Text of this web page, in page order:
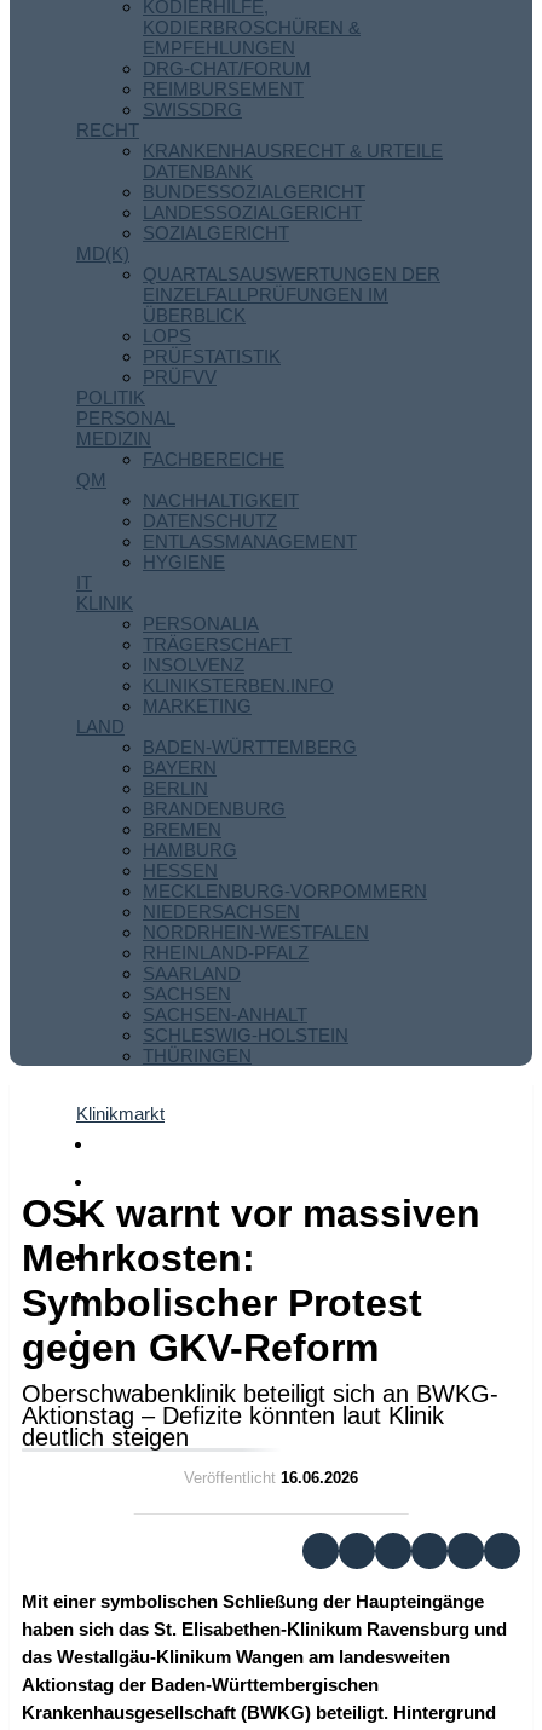
KODIERHILFE,
KODIERBROSCHÜREN &
EMPFEHLUNGEN
DRG-CHAT/FORUM
REIMBURSEMENT
SWISSDRG
RECHT
KRANKENHAUSRECHT & URTEILE
DATENBANK
BUNDESSOZIALGERICHT
LANDESSOZIALGERICHT
SOZIALGERICHT
MD(K)
QUARTALSAUSWERTUNGEN DER
EINZELFALLPRÜFUNGEN IM
ÜBERBLICK
LOPS
PRÜFSTATISTIK
PRÜFVV
POLITIK
PERSONAL
MEDIZIN
FACHBEREICHE
QM
NACHHALTIGKEIT
DATENSCHUTZ
ENTLASSMANAGEMENT
HYGIENE
IT
KLINIK
PERSONALIA
TRÄGERSCHAFT
INSOLVENZ
KLINIKSTERBEN.INFO
MARKETING
LAND
BADEN-WÜRTTEMBERG
BAYERN
BERLIN
BRANDENBURG
BREMEN
HAMBURG
HESSEN
MECKLENBURG-VORPOMMERN
NIEDERSACHSEN
NORDRHEIN-WESTFALEN
RHEINLAND-PFALZ
SAARLAND
SACHSEN
SACHSEN-ANHALT
SCHLESWIG-HOLSTEIN
THÜRINGEN
Klinikmarkt
OSK warnt vor massiven
Mehrkosten:
Symbolischer Protest
gegen GKV-Reform
Oberschwabenklinik beteiligt sich an BWKG-
Aktionstag – Defizite könnten laut Klinik
deutlich steigen
Veröffentlicht 16.06.2026
Mit einer symbolischen Schließung der Haupteingänge
haben sich das St. Elisabethen-Klinikum Ravensburg und
das Westallgäu-Klinikum Wangen am landesweiten
Aktionstag der Baden-Württembergischen
Krankenhausgesellschaft (BWKG) beteiligt. Hintergrund